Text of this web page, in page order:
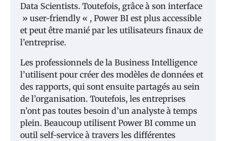
Data Scientists. Toutefois, grâce à son interface
» user-friendly « , Power BI est plus accessible
et peut être manié par les utilisateurs finaux de
l’entreprise.
Les professionnels de la Business Intelligence
l’utilisent pour créer des modèles de données et
des rapports, qui sont ensuite partagés au sein
de l’organisation. Toutefois, les entreprises
n’ont pas toutes besoin d’un analyste à temps
plein. Beaucoup utilisent Power BI comme un
outil self-service à travers les différentes